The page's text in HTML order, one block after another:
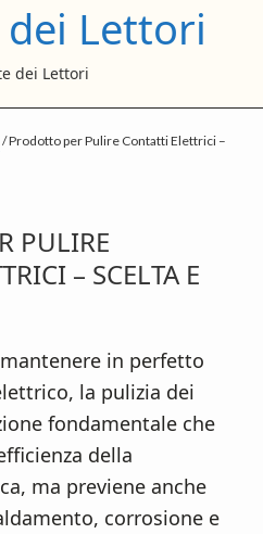
Lettori
dei Lettori
/Prodotto per Pulire Contatti Elettrici –
PULIRE
– SCELTA E
in perfetto
la pulizia dei
fondamentale che
della
ma previene anche
corrosione e